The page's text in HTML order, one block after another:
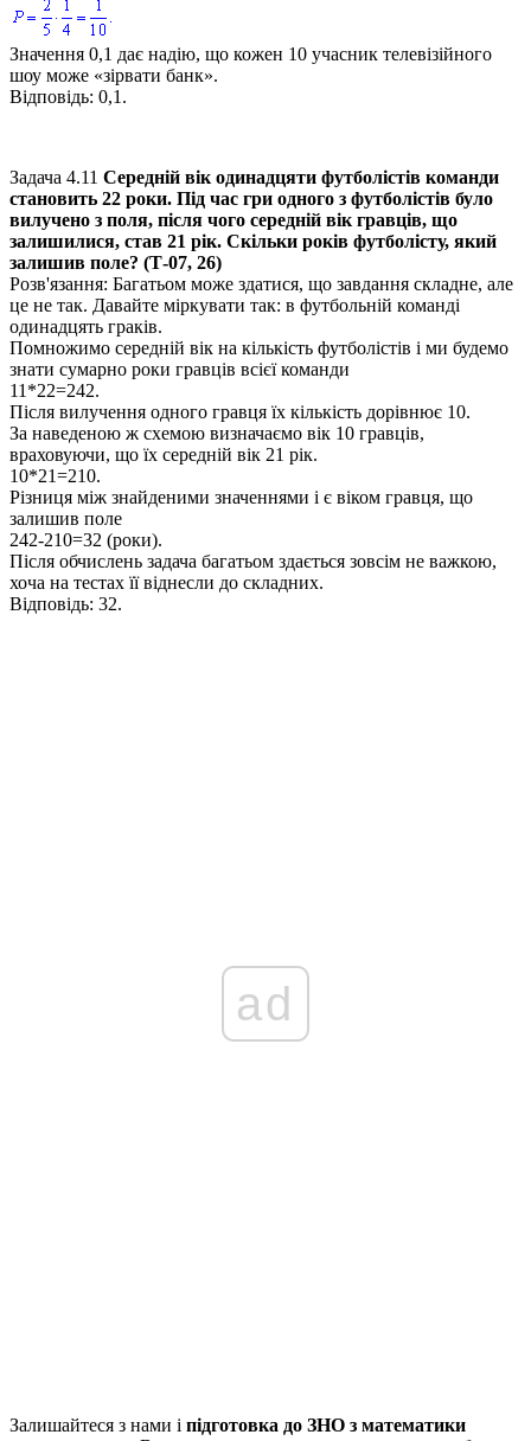
Значення 0,1 дає надію, що кожен 10 учасник телевізійного
шоу може «зірвати банк».
Відповідь: 0,1.
Задача 4.11 Середній вік одинадцяти футболістів команди
становить 22 роки. Під час гри одного з футболістів було
вилучено з поля, після чого середній вік гравців, що
залишилися, став 21 рік. Скільки років футболісту, який
залишив поле? (Т-07, 26)
Розв'язання: Багатьом може здатися, що завдання складне, але
це не так. Давайте міркувати так: в футбольній команді
одинадцять граків.
Помножимо середній вік на кількість футболістів і ми будемо
знати сумарно роки гравців всієї команди
11*22=242.
Після вилучення одного гравця їх кількість дорівнює 10.
За наведеною ж схемою визначаємо вік 10 гравців,
враховуючи, що їх середній вік 21 рік.
10*21=210.
Різниця між знайденими значеннями і є віком гравця, що
залишив поле
242-210=32 (роки).
Після обчислень задача багатьом здається зовсім не важкою,
хоча на тестах її віднесли до складних.
Відповідь: 32.
ad
Залишайтеся з нами і підготовка до ЗНО з математики